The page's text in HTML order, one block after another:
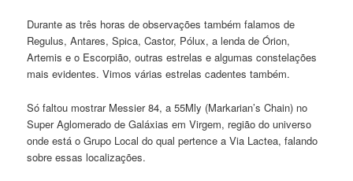
Durante as três horas de observações também falamos de
Regulus, Antares, Spica, Castor, Pólux, a lenda de Órion,
Artemis e o Escorpião, outras estrelas e algumas constelações
mais evidentes. Vimos várias estrelas cadentes também.
Só faltou mostrar Messier 84, a 55Mly (Markarian’s Chain) no
Super Aglomerado de Galáxias em Virgem, região do universo
onde está o Grupo Local do qual pertence a Via Lactea, falando
sobre essas localizações.